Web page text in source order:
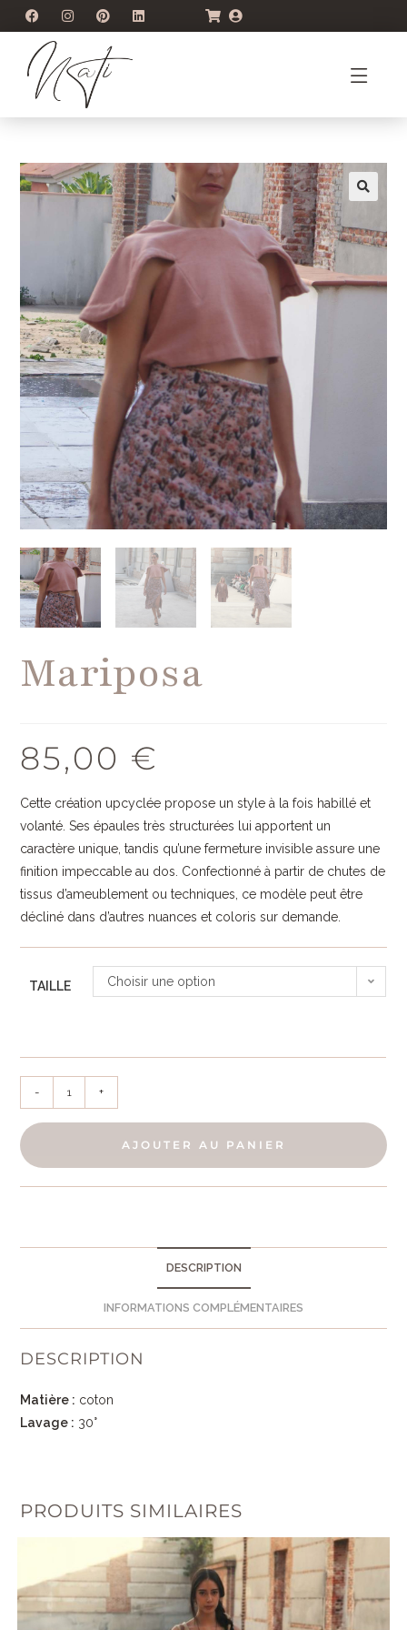
Mariposa
85,00 €
Cette création upcyclée propose un style à la fois habillé et
volanté. Ses épaules très structurées lui apportent un
caractère unique, tandis qu’une fermeture invisible assure une
finition impeccable au dos. Confectionné à partir de chutes de
tissus d’ameublement ou techniques, ce modèle peut être
décliné dans d’autres nuances et coloris sur demande.
TAILLE Choisir une option
- +
AJOUTER AU PANIER
DESCRIPTION
INFORMATIONS COMPLÉMENTAIRES
DESCRIPTION
Matière : coton
Lavage : 30°
PRODUITS SIMILAIRES